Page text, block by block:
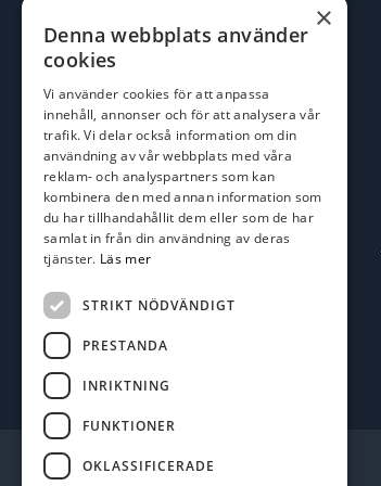
×
Denna webbplats använder
cookies
Vi använder cookies för att anpassa
innehåll, annonser och för att analysera vår
trafik. Vi delar också information om din
användning av vår webbplats med våra
reklam- och analyspartners som kan
kombinera den med annan information som
du har tillhandahållit dem eller som de har
samlat in från din användning av deras
tjänster. Läs mer
STRIKT NÖDVÄNDIGT
PRESTANDA
INRIKTNING
FUNKTIONER
OKLASSIFICERADE